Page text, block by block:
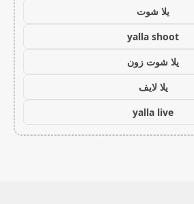
يلا شوت
yalla shoot
يلا شوت زون
يلا لايف
yalla live